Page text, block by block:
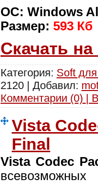
ОС: Windows
Размер: 593 Кб
Скачать
Категория: Soft
2120 | Добавил:
Комментарии (0) |
Vista
Final
Vista Codec